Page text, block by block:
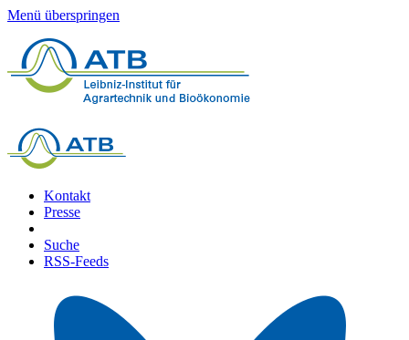
Menü überspringen
Kontakt
Presse
Suche
RSS-Feeds